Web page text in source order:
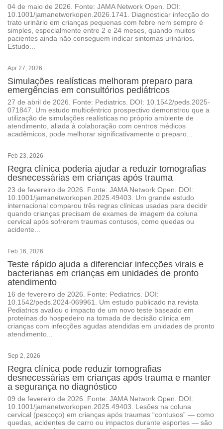
04 de maio de 2026. Fonte: JAMA Network Open. DOI:
10.1001/jamanetworkopen.2026.1741. Diagnosticar infecção do
trato urinário em crianças pequenas com febre nem sempre é
simples, especialmente entre 2 e 24 meses, quando muitos
pacientes ainda não conseguem indicar sintomas urinários.
Estudo...
Apr 27, 2026
Simulações realísticas melhoram preparo para
emergências em consultórios pediátricos
27 de abril de 2026. Fonte: Pediatrics. DOI: 10.1542/peds.2025-
071847. Um estudo multicêntrico prospectivo demonstrou que a
utilização de simulações realísticas no próprio ambiente de
atendimento, aliada à colaboração com centros médicos
acadêmicos, pode melhorar significativamente o preparo...
Feb 23, 2026
Regra clínica poderia ajudar a reduzir tomografias
desnecessárias em crianças após trauma
23 de fevereiro de 2026. Fonte: JAMA Network Open. DOI:
10.1001/jamanetworkopen.2025.49403. Um grande estudo
internacional comparou três regras clínicas usadas para decidir
quando crianças precisam de exames de imagem da coluna
cervical após sofrerem traumas contusos, como quedas ou
acidente...
Feb 16, 2026
Teste rápido ajuda a diferenciar infecções virais e
bacterianas em crianças em unidades de pronto
atendimento
16 de fevereiro de 2026. Fonte: Pediatrics. DOI:
10.1542/peds.2024-069961. Um estudo publicado na revista
Pediatrics avaliou o impacto de um novo teste baseado em
proteínas do hospedeiro na tomada de decisão clínica em
crianças com infecções agudas atendidas em unidades de pronto
atendimento...
Sep 2, 2026
Regra clínica pode reduzir tomografias
desnecessárias em crianças após trauma e manter
a segurança no diagnóstico
09 de fevereiro de 2026. Fonte: JAMA Network Open. DOI:
10.1001/jamanetworkopen.2025.49403. Lesões na coluna
cervical (pescoço) em crianças após traumas “contusos” — como
quedas, acidentes de carro ou impactos durante esportes — são